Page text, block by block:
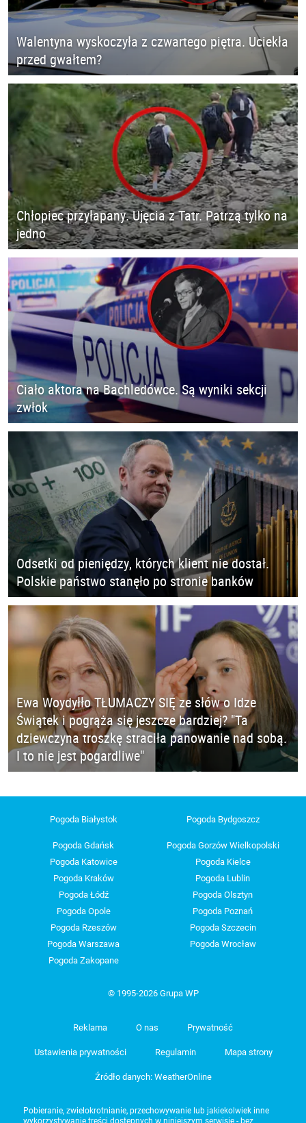
Walentyna wyskoczyła z czwartego piętra. Uciekła
przed gwałtem?
Chłopiec przyłapany. Ujęcia z Tatr. Patrzą tylko na
jedno
Ciało aktora na Bachledówce. Są wyniki sekcji
zwłok
Odsetki od pieniędzy, których klient nie dostał.
Polskie państwo stanęło po stronie banków
Ewa Woydyłło TŁUMACZY SIĘ ze słów o Idze
Świątek i pogrąża się jeszcze bardziej? "Ta
dziewczyna troszkę straciła panowanie nad sobą.
I to nie jest pogardliwe"
Pogoda Białystok Pogoda Bydgoszcz
Pogoda Gdańsk
Pogoda Gorzów Wielkopolski
Pogoda Katowice
Pogoda Kielce
Pogoda Kraków
Pogoda Lublin
Pogoda Łódź
Pogoda Olsztyn
Pogoda Opole
Pogoda Poznań
Pogoda Rzeszów
Pogoda Szczecin
Pogoda Warszawa
Pogoda Wrocław
Pogoda Zakopane
© 1995-2026 Grupa WP
Reklama O nas Prywatność
Ustawienia prywatności Regulamin Mapa strony
Źródło danych: WeatherOnline
Pobieranie, zwielokrotnianie, przechowywanie lub jakiekolwiek inne
wykorzystywanie treści dostępnych w niniejszym serwisie - bez